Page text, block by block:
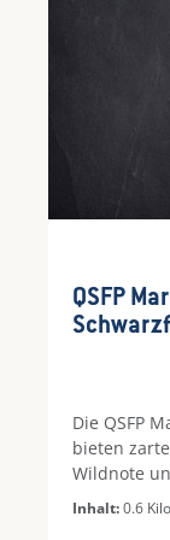
QSFP
Die QSFP
bieten
Wildnote
in der
Inhalt:0.6